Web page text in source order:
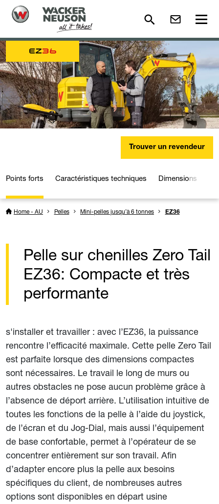
EZ36
Trouver un revendeur
Points forts Caractéristiques techniques Dimensions
Home - AU Pelles Mini-pelles jusqu’à 6 tonnes EZ36
Pelle sur chenilles Zero Tail
EZ36: Compacte et très
performante
s'installer et travailler : avec l’EZ36, la puissance
rencontre l’efficacité maximale. Cette pelle Zero Tail
est parfaite lorsque des dimensions compactes
sont nécessaires. Le travail le long de murs ou
autres obstacles ne pose aucun problème grâce à
l’absence de déport arrière. L’utilisation intuitive de
toutes les fonctions de la pelle à l’aide du joystick,
de l’écran et du Jog-Dial, mais aussi l’équipement
de base confortable, permet à l’opérateur de se
concentrer entièrement sur son travail. Afin
d’adapter encore plus la pelle aux besoins
spécifiques du client, de nombreuses autres
options sont disponibles en départ usine